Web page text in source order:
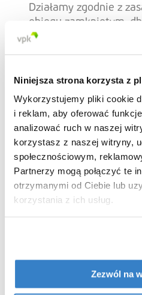
Niniejsza strona korzysta z
Wykorzystujemy pliki cookie
i reklam, aby oferować
analizować ruch w naszej
korzystasz z naszej witryny,
społecznościowym,
Partnerzy mogą połączyć te
otrzymanymi od Ciebie lub
korzystania z ich usług.
Zezwól na
Działamy zgodnie z
obiegu zamkniętym,
minimalizowanie
100% nadające się
odnawialne i
Jeden z najczęściej
produktów
Nowe pudełka z
się średniow 88% z
recyklingu, dzięki
procesowi odzysku.
Tektura